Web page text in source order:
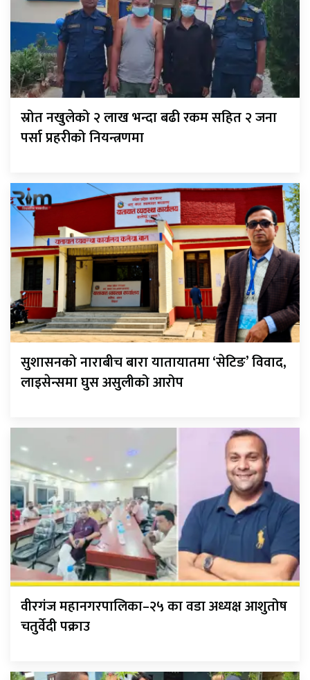
स्रोत नखुलेको २ लाख भन्दा बढी रकम सहित २ जना
पर्सा प्रहरीको नियन्त्रणमा
सुशासनको नाराबीच बारा यातायातमा ‘सेटिङ’ विवाद,
लाइसेन्समा घुस असुलीको आरोप
वीरगंज महानगरपालिका–२५ का वडा अध्यक्ष आशुतोष
चतुर्वेदी पक्राउ